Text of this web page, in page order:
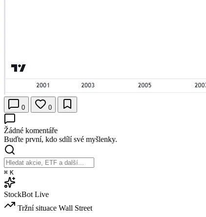
0 0
Žádné komentáře
Buďte první, kdo sdílí své myšlenky.
⌘ K
StockBot Live
Tržní situace Wall Street